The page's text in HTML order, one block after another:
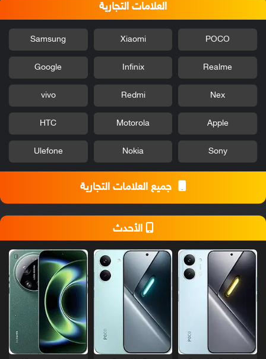
العلامات التجارية
POCO
Xiaomi
Samsung
Realme
Infinix
Google
Nex
Redmi
vivo
Apple
Motorola
HTC
Sony
Nokia
Ulefone
جميع العلامات التجارية
الأحدث